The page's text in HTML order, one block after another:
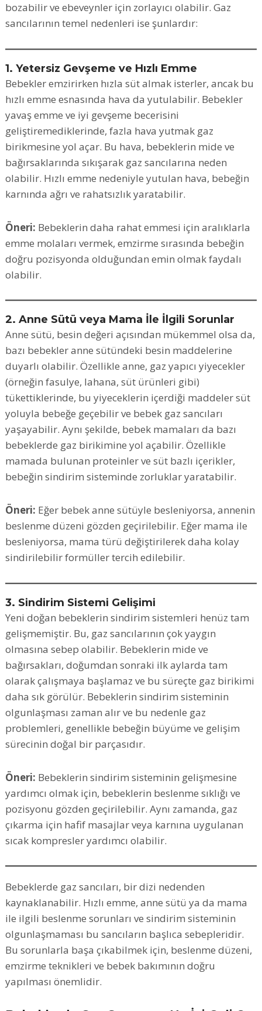
bozabilir ve ebeveynler için zorlayıcı olabilir. Gaz
sancılarının temel nedenleri ise şunlardır:
1. Yetersiz Gevşeme ve Hızlı Emme
Bebekler emzirirken hızla süt almak isterler, ancak bu
hızlı emme esnasında hava da yutulabilir. Bebekler
yavaş emme ve iyi gevşeme becerisini
geliştiremediklerinde, fazla hava yutmak gaz
birikmesine yol açar. Bu hava, bebeklerin mide ve
bağırsaklarında sıkışarak gaz sancılarına neden
olabilir. Hızlı emme nedeniyle yutulan hava, bebeğin
karnında ağrı ve rahatsızlık yaratabilir.
Öneri: Bebeklerin daha rahat emmesi için aralıklarla
emme molaları vermek, emzirme sırasında bebeğin
doğru pozisyonda olduğundan emin olmak faydalı
olabilir.
2. Anne Sütü veya Mama İle İlgili Sorunlar
Anne sütü, besin değeri açısından mükemmel olsa da,
bazı bebekler anne sütündeki besin maddelerine
duyarlı olabilir. Özellikle anne, gaz yapıcı yiyecekler
(örneğin fasulye, lahana, süt ürünleri gibi)
tükettiklerinde, bu yiyeceklerin içerdiği maddeler süt
yoluyla bebeğe geçebilir ve bebek gaz sancıları
yaşayabilir. Aynı şekilde, bebek mamaları da bazı
bebeklerde gaz birikimine yol açabilir. Özellikle
mamada bulunan proteinler ve süt bazlı içerikler,
bebeğin sindirim sisteminde zorluklar yaratabilir.
Öneri: Eğer bebek anne sütüyle besleniyorsa, annenin
beslenme düzeni gözden geçirilebilir. Eğer mama ile
besleniyorsa, mama türü değiştirilerek daha kolay
sindirilebilir formüller tercih edilebilir.
3. Sindirim Sistemi Gelişimi
Yeni doğan bebeklerin sindirim sistemleri henüz tam
gelişmemiştir. Bu, gaz sancılarının çok yaygın
olmasına sebep olabilir. Bebeklerin mide ve
bağırsakları, doğumdan sonraki ilk aylarda tam
olarak çalışmaya başlamaz ve bu süreçte gaz birikimi
daha sık görülür. Bebeklerin sindirim sisteminin
olgunlaşması zaman alır ve bu nedenle gaz
problemleri, genellikle bebeğin büyüme ve gelişim
sürecinin doğal bir parçasıdır.
Öneri: Bebeklerin sindirim sisteminin gelişmesine
yardımcı olmak için, bebeklerin beslenme sıklığı ve
pozisyonu gözden geçirilebilir. Aynı zamanda, gaz
çıkarma için hafif masajlar veya karnına uygulanan
sıcak kompresler yardımcı olabilir.
Bebeklerde gaz sancıları, bir dizi nedenden
kaynaklanabilir. Hızlı emme, anne sütü ya da mama
ile ilgili beslenme sorunları ve sindirim sisteminin
olgunlaşmaması bu sancıların başlıca sebepleridir.
Bu sorunlarla başa çıkabilmek için, beslenme düzeni,
emzirme teknikleri ve bebek bakımının doğru
yapılması önemlidir.